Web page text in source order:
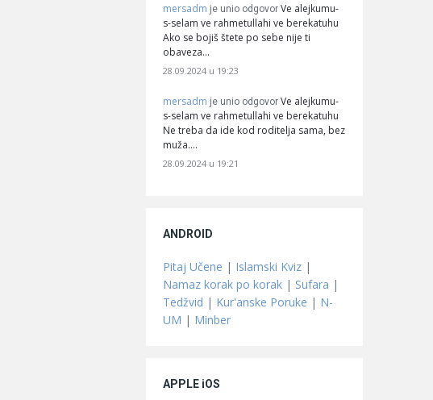
mersadm je unio odgovor Ve alejkumu-
s-selam ve rahmetullahi ve berekatuhu
Ako se bojiš štete po sebe nije ti
obaveza…
28.09.2024 u 19:23
mersadm je unio odgovor Ve alejkumu-
s-selam ve rahmetullahi ve berekatuhu
Ne treba da ide kod roditelja sama, bez
muža.…
28.09.2024 u 19:21
ANDROID
Pitaj Učene | Islamski Kviz |
Namaz korak po korak | Sufara |
Tedžvid | Kur'anske Poruke | N-
UM | Minber
APPLE iOS